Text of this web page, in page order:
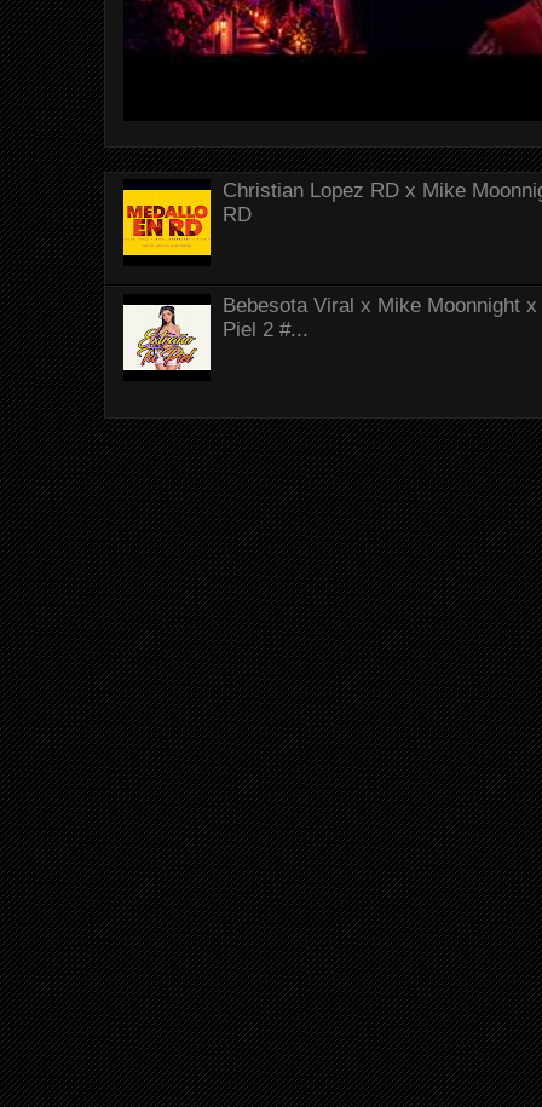
Christian Lopez RD x Mike
RD
Bebesota Viral x Mike Moonnight
Piel 2 #...